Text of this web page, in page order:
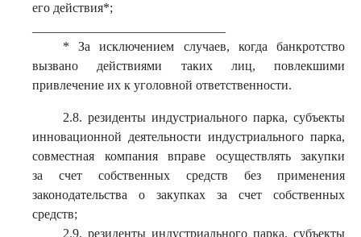
его действия*;
* За исключением случаев, когда банкротство
вызвано действиями таких лиц, повлекшими
привлечение их к уголовной ответственности.
2.8. резиденты индустриального парка, субъекты
инновационной деятельности индустриального парка,
совместная компания вправе осуществлять закупки
за счет собственных средств без применения
законодательства о закупках за счет собственных
средств;
2.9. резиденты индустриального парка, субъекты